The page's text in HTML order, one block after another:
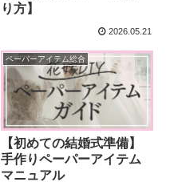
り方】
2026.05.21
ペーパーアイテム総合
【初めての結婚式準備】
手作りペーパーアイテム
マニュアル